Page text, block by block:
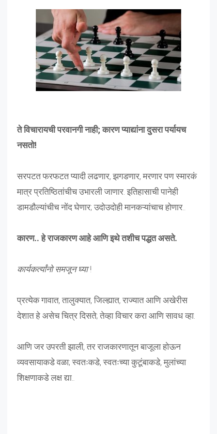
ते विचारायची परवानगी नाही; कारण प्याद्यांना दुसरा पर्यायच
नसतो!
सरपटत फरफटत प्यादी लढणार, झगडणार, मरणार पण स्मारकं
मात्र प्रतिष्ठितांचीच उभारली जाणार. इतिहासाची पानेही
डामडौल्यांचीच नोंद घेणार; उदोउदोही मानकऱ्यांचाच होणार..
कारण.. हे राजकारण आहे आणि इथे तशीच पद्धत असते.
कार्यकर्त्यांनो समजून घ्या!
प्रत्येक गावात, तालुक्यात, जिल्ह्यात, राज्यात आणि अखेरीस
देशात हे असेच चित्र दिसते; तेव्हा विचार करा आणि सावध व्हा.
आणि जर उपरती झाली, तर राजकारणातून बाजूला होऊन
व्यवसायाकडे वळा; स्वतःकडे, स्वतःच्या कुटूंबाकडे, मुलांच्या
शिक्षणाकडे लक्ष द्या..